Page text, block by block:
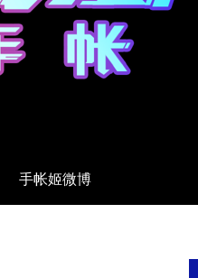
手帐姬微博